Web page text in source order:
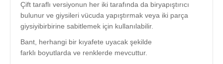
Çift taraflı versiyonun her iki tarafında da biryapıştırıcı
bulunur ve giysileri vücuda yapıştırmak veya iki parça
giysiyibirbirine sabitlemek için kullanılabilir.
Bant, herhangi bir kıyafete uyacak şekilde
farklı boyutlarda ve renklerde mevcuttur.